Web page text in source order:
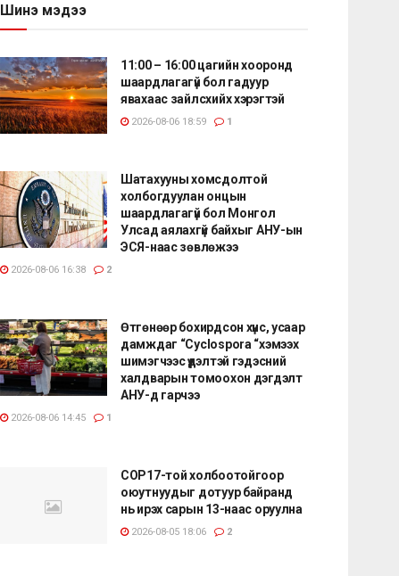
Шинэ мэдээ
11:00 – 16:00 цагийн хооронд
шаардлагагүй бол гадуур
явахаас зайлсхийх хэрэгтэй
2026-08-06 18:59 1
Шатахууны хомсдолтой
холбогдуулан онцын
шаардлагагүй бол Монгол
Улсад аялахгүй байхыг АНУ-ын
ЭСЯ-наас зөвлөжээ
2026-08-06 16:38 2
Өтгөнөөр бохирдсон хүнс, усаар
дамждаг “Cyclospora “хэмээх
шимэгчээс үүдэлтэй гэдэсний
халдварын томоохон дэгдэлт
АНУ-д гарчээ
2026-08-06 14:45 1
COP17-той холбоотойгоор
оюутнуудыг дотуур байранд
нь ирэх сарын 13-наас оруулна
2026-08-05 18:06 2